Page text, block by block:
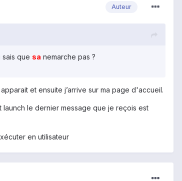
Auteur
que sa nemarche pas ?
et ensuite j’arrive sur ma page d'accueil.
le dernier message que je reçois est
en utilisateur